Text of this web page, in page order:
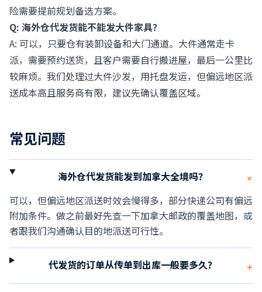
险需要提前规划备选方案。
Q: 海外仓代发货能不能发大件家具？
A: 可以，只要仓有装卸设备和大门通道。大件通常走卡
派，需要预约送货，且客户需要自行搬进屋，最后一公里比
较麻烦。我们处理过大件沙发，用托盘发运，但偏远地区派
送成本高且服务商有限，建议先确认覆盖区域。
常见问题
海外仓代发货能发到加拿大全境吗？ +
可以，但偏远地区派送时效会慢得多，部分快递公司有偏远
附加条件。做之前最好先查一下加拿大邮政的覆盖地图，或
者跟我们沟通确认目的地派送可行性。
代发货的订单从传单到出库一般要多久？ +